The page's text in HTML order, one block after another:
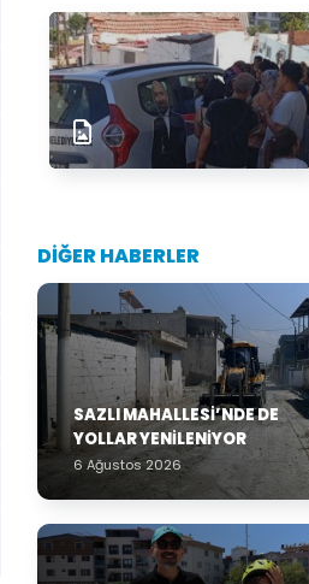
DİĞER HABERLER
SAZLI MAHALLESİ’NDE DE
YOLLAR YENİLENİYOR
6 Ağustos 2026